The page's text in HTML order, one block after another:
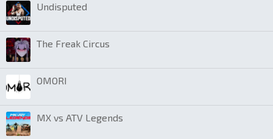
Undisputed
The Freak Circus
OMORI
MX vs ATV Legends